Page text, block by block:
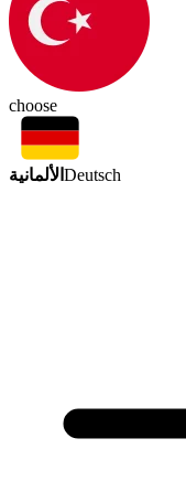
choose
الألمانية Deutsch